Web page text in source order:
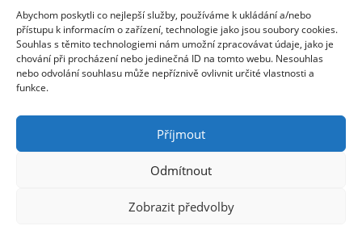
Abychom poskytli co nejlepší služby, používáme k ukládání a/nebo
přístupu k informacím o zařízení, technologie jako jsou soubory cookies.
Souhlas s těmito technologiemi nám umožní zpracovávat údaje, jako je
chování při procházení nebo jedinečná ID na tomto webu. Nesouhlas
nebo odvolání souhlasu může nepříznivě ovlivnit určité vlastnosti a
funkce.
Příjmout
Odmítnout
Zobrazit předvolby
Tašky a dárkové pytlíky
Tašky na potisk (5)
Tkaniny (34)
Viskóza (1)
Copyright 2026 - Juta Bohemia s.r.o.